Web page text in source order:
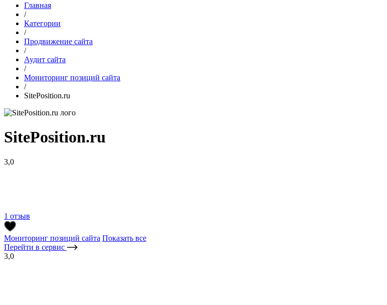
Главная
/
Категории
/
Продвижение сайта
/
Аудит сайта
/
Мониторинг позиций сайта
/
SitePosition.ru
SitePosition.ru
3,0
1 отзыв
Мониторинг позиций сайта Показать все
Перейти в сервис
3,0